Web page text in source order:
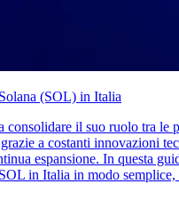
(SOL) in Italia
consolidare il suo ruolo tra le
a costanti innovazioni
espansione. In questa
in Italia in modo